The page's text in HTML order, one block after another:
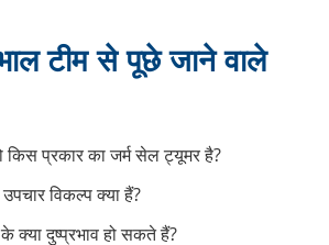
टीम से पूछे जाने वाले
किस प्रकार का जर्म सेल ट्यूमर है?
विकल्प क्या हैं?
क्या दुष्प्रभाव हो सकते हैं?